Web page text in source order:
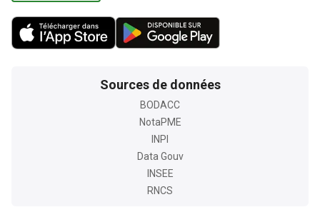
Sources de données
BODACC
NotaPME
INPI
Data Gouv
INSEE
RNCS